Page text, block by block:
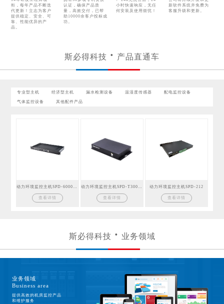
衔，每年产品不断迭
代更新！立志为客户
提供稳定、安全、可
靠、性能优异的产
品。
认证，确保产品质
量，高效交付，已帮
助10000余客户投标成
功。
小时快速响应，无任
何安装及使用烦忧！
新软件系统并免费为
客服升级和更新。
斯必得科技 产品直通车
专业型主机 经济型主机 漏水检测设备 温湿度传感器 配电监控设备
气体监控设备 其他配件产品
查看详情 查看详情
动力环境监控主机SPD-212
查看详情
斯必得科技 业务领域
业务领域
Business area
提供高效的机房监控产品
和维护服务